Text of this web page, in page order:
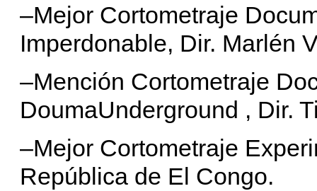
–Mejor Cortometraje
Imperdonable, Dir. Marlén
–Mención Cortometraje
DoumaUnderground , Dir.
–Mejor Cortometraje
República de El Congo.